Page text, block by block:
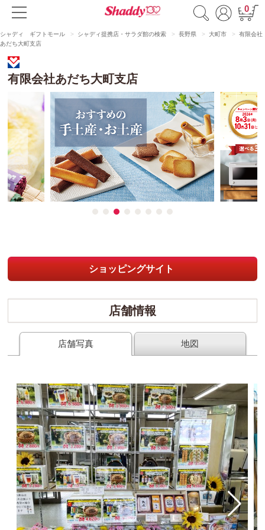
0
シャディ ギフトモール シャディ提携店・サラダ館の検索 長野県 大町市
有限会社
あだち大町支店
有限会社あだち大町支店
ショッピングサイト
店舗情報
店舗写真 地図